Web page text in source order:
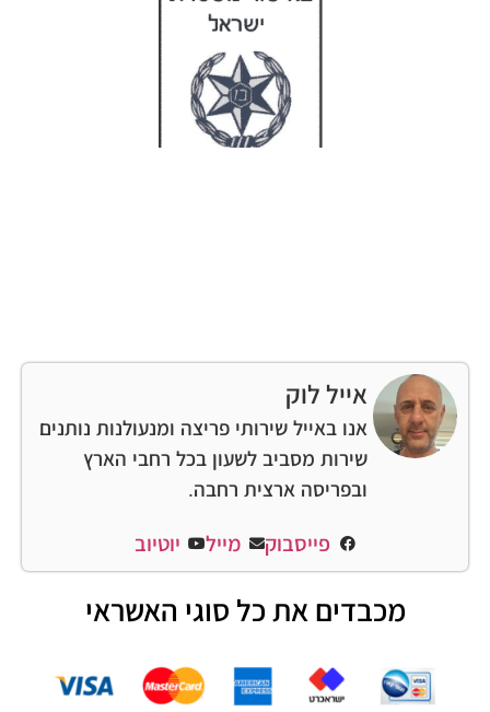
אייל לוק
אנו באייל שירותי פריצה ומנעולנות נותנים
שירות מסביב לשעון בכל רחבי הארץ
ובפריסה ארצית רחבה.
פייסבוק מייל יוטיוב
מכבדים את כל סוגי האשראי